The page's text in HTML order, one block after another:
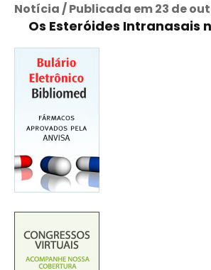
Notícia / Publicada em 23 de
Os Esteróides